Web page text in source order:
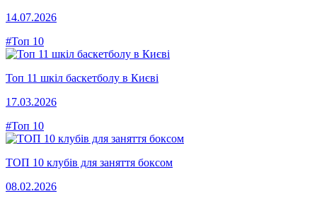
14.07.2026
#Топ 10
Топ 11 шкіл баскетболу в Києві
17.03.2026
#Топ 10
ТОП 10 клубів для заняття боксом
08.02.2026